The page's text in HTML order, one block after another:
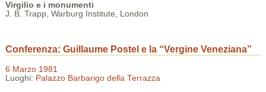
Virgilio e i monumenti
J. B. Trapp, Warburg Institute, London
Conferenza: Guillaume Postel e la “Vergine Veneziana”
6 Marzo 1981
Luoghi: Palazzo Barbarigo della Terrazza